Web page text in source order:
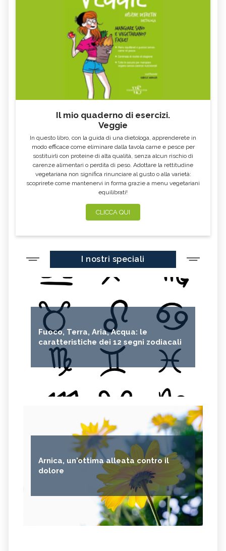
Il mio quaderno di esercizi.
Veggie
In questo libro, con la guida di una dietologa, apprenderete in
modo efficace come eliminare dalla tavola carne e pesce per
sostituirli con proteine di alta qualità, senza alcun rischio di
carenze alimentari o perdita di peso. Adottare la rettitudine
vegetariana non significa rinunciare al gusto o alla varietà:
scoprirete come mantenervi in forma grazie a menu vegetariani
equilibrati!
CLICCA QUI
I nostri speciali
Fuoco, Terra, Aria, Acqua: le
caratteristiche dei 12 segni zodiacali
Arnica, un'ottima alleata contro il
dolore